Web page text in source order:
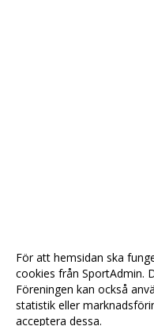
För att hemsidan ska
cookies från SportAdmin.
Föreningen kan också
statistik eller
acceptera dessa.